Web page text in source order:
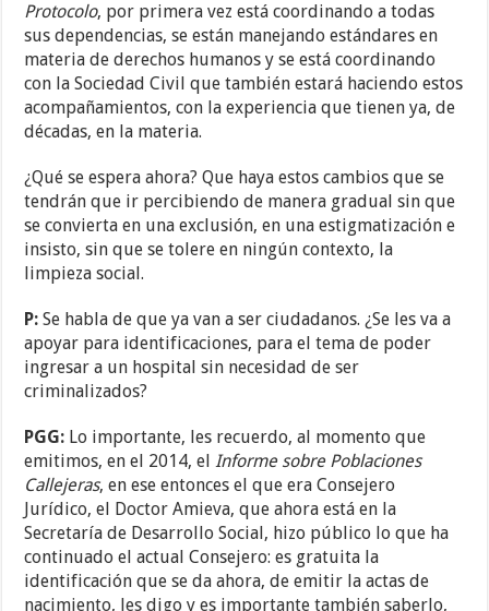
Protocolo, por primera vez está coordinando a todas
sus dependencias, se están manejando estándares en
materia de derechos humanos y se está coordinando
con la Sociedad Civil que también estará haciendo estos
acompañamientos, con la experiencia que tienen ya, de
décadas, en la materia.
¿Qué se espera ahora? Que haya estos cambios que se
tendrán que ir percibiendo de manera gradual sin que
se convierta en una exclusión, en una estigmatización e
insisto, sin que se tolere en ningún contexto, la
limpieza social.
P: Se habla de que ya van a ser ciudadanos. ¿Se les va a
apoyar para identificaciones, para el tema de poder
ingresar a un hospital sin necesidad de ser
criminalizados?
PGG: Lo importante, les recuerdo, al momento que
emitimos, en el 2014, elInforme sobre Poblaciones
Callejeras, en ese entonces el que era Consejero
Jurídico, el Doctor Amieva, que ahora está en la
Secretaría de Desarrollo Social, hizo público lo que ha
continuado el actual Consejero: es gratuita la
identificación que se da ahora, de emitir la actas de
nacimiento, les digo y es importante también saberlo,